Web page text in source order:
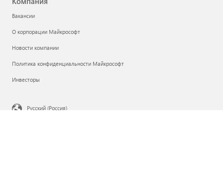
Вакансии
О корпорации Майкрософт
Новости компании
Политика конфиденциальности Майкрософт
Инвесторы
Русский (Россия)